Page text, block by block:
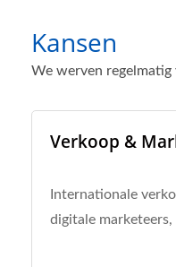
Kansen
We werven regelmatig
Verkoop &
Internationale
digitale